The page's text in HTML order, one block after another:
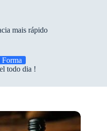
mais rápido
todo dia !